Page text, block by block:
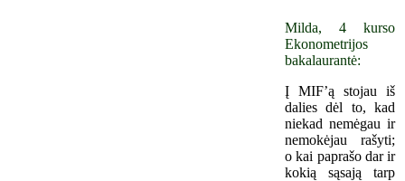
Milda, 4 kurso
Ekonometrijos
bakalaurantė:
Į MIF’ą stojau iš
dalies dėl to, kad
niekad nemėgau ir
nemokėjau rašyti;
o kai paprašo dar ir
kokią sąsają tarp